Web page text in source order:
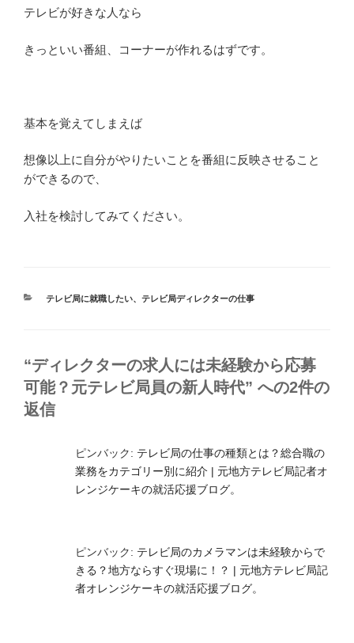
テレビが好きな人なら
きっといい番組、コーナーが作れるはずです。
基本を覚えてしまえば
想像以上に自分がやりたいことを番組に反映させること
ができるので、
入社を検討してみてください。
カ
テレビ局に就職したい、 テレビ局ディレクターの仕事
“ディレクターの求人には未経験から応募
可能？元テレビ局員の新人時代” への2件の
返信
ピンバック: テレビ局の仕事の種類とは？総合職の
業務をカテゴリー別に紹介 | 元地方テレビ局記者オ
レンジケーキの就活応援ブログ。
ピンバック: テレビ局のカメラマンは未経験からで
きる？地方ならすぐ現場に！？ | 元地方テレビ局記
者オレンジケーキの就活応援ブログ。